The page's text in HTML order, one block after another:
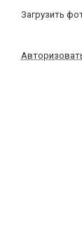
Загрузить